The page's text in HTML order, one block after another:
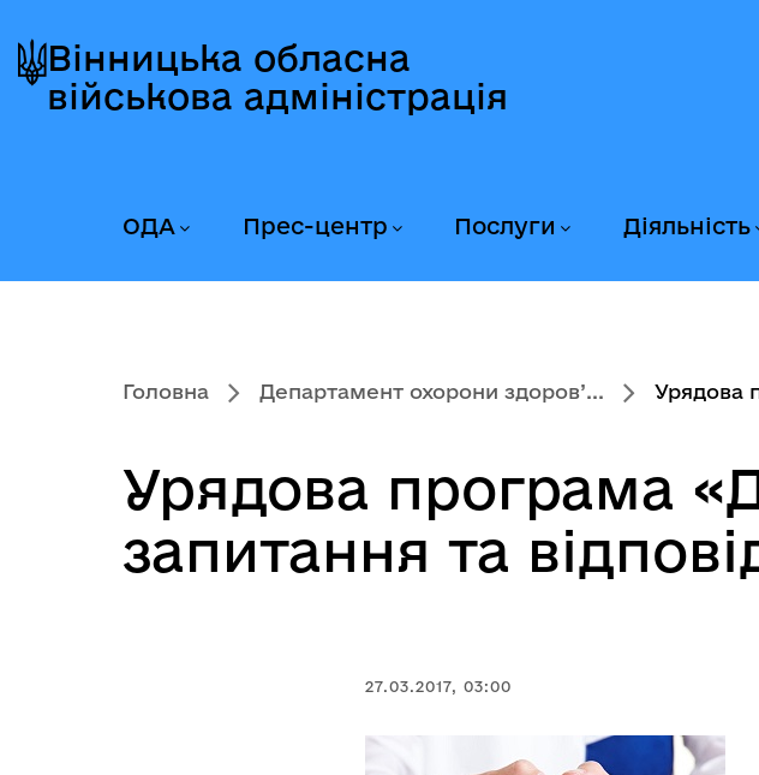
до
головного
до
головного
вмісту
до
головного
колонтитула
Вінницька обласна
військова адміністрація
ОДА Прес-центр Послуги Діяльність
Головна Департамент охорони здоров’... Урядова
Урядова програма
запитання та
27.03.2017, 03:00